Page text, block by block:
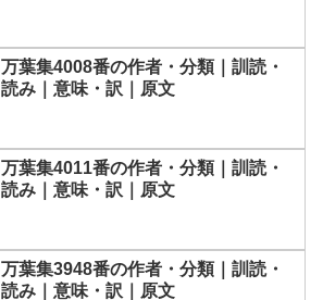
万葉集4008番の作者・分類｜訓読・
読み｜意味・訳｜原文
万葉集4011番の作者・分類｜訓読・
読み｜意味・訳｜原文
万葉集3948番の作者・分類｜訓読・
読み｜意味・訳｜原文